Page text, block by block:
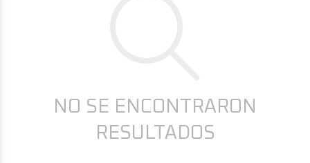
NO SE ENCONTRARON
RESULTADOS